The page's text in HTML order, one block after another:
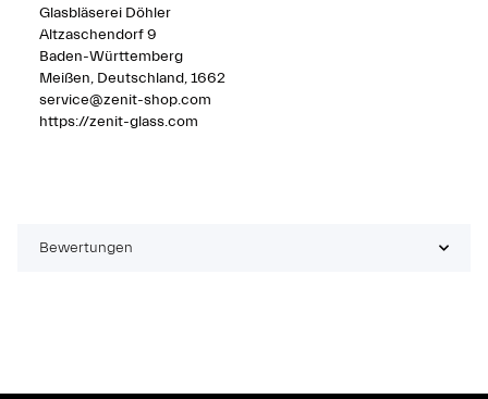
Glasbläserei Döhler
Altzaschendorf 9
Baden-Württemberg
Meißen, Deutschland, 1662
service@zenit-shop.com
https://zenit-glass.com
Bewertungen